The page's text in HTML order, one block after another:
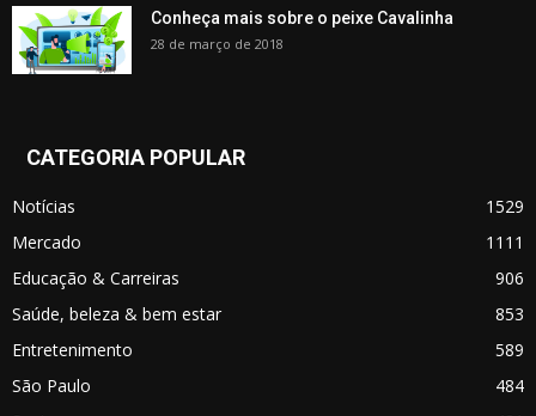
Conheça mais sobre o peixe Cavalinha
28 de março de 2018
CATEGORIA POPULAR
Notícias
1529
Mercado
1111
Educação & Carreiras
906
Saúde, beleza & bem estar
853
Entretenimento
589
São Paulo
484